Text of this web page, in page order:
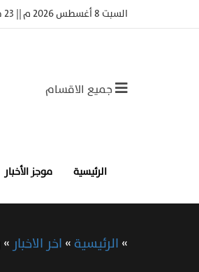
السبت 8 أغسطس 2026 م || 23 صفر 1448هـ ||
جميع الاقسام
الرئيسية موجز الأخبار
»الرئيسية»اخر الاخبار »